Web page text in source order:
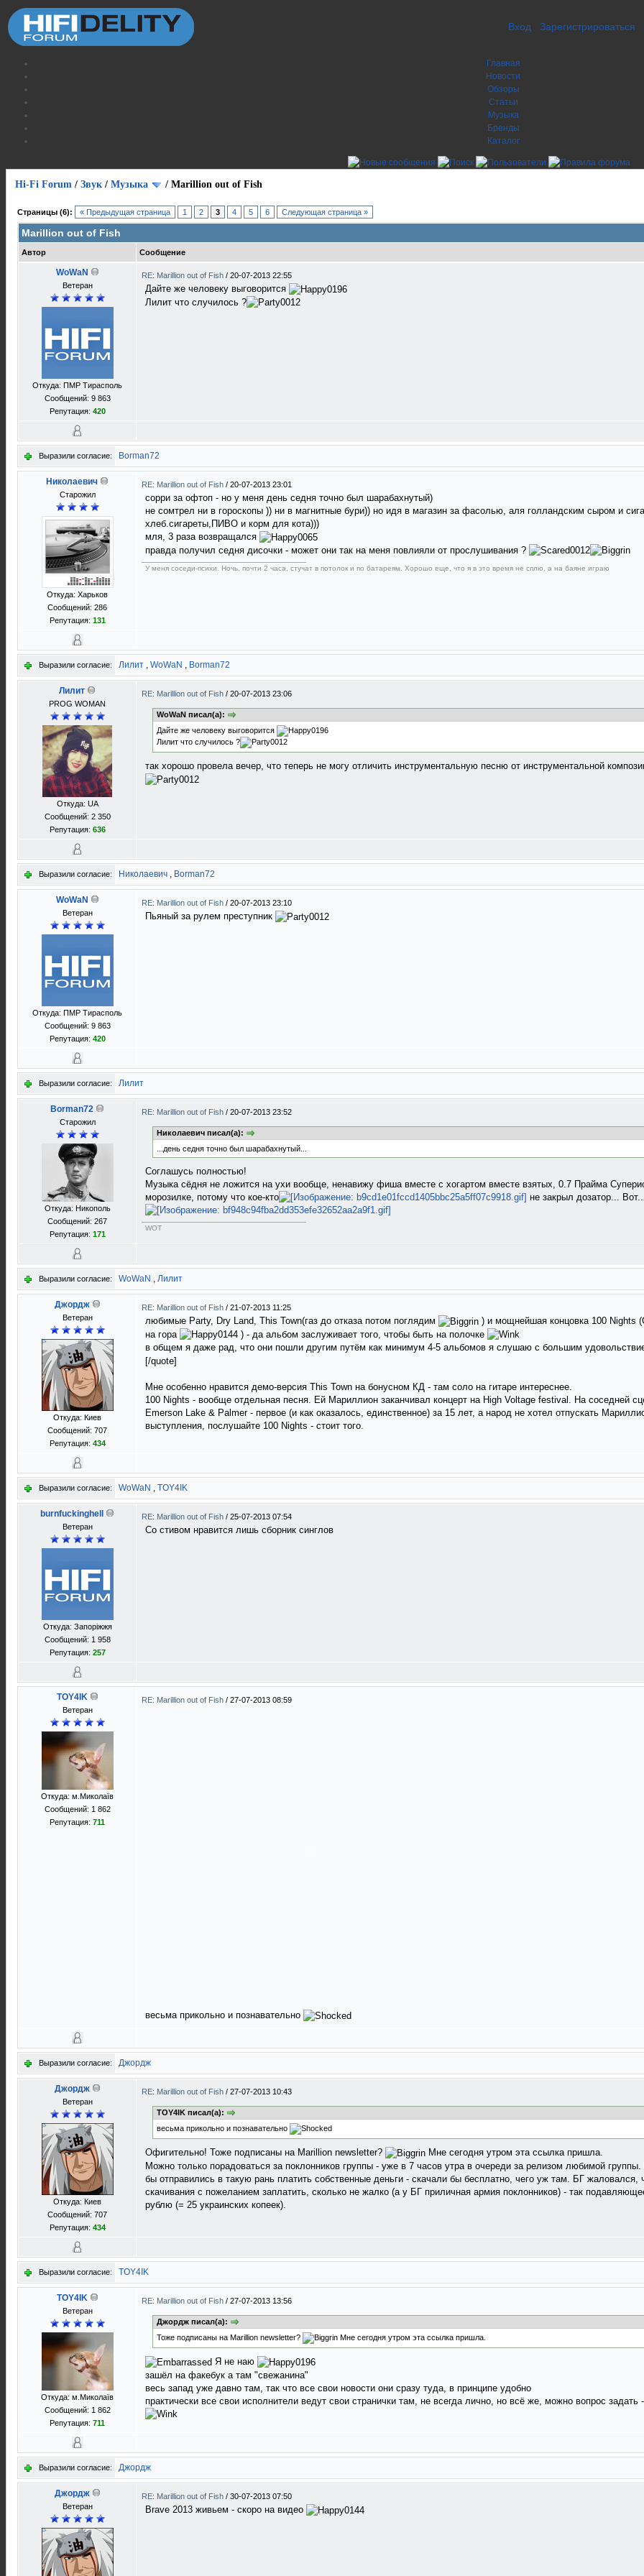
Вход Зарегистрироваться
Главная
Новости
Обзоры
Статьи
Музыка
Бренды
Каталог
Hi-Fi Forum / Звук / Музыка / Marillion out of Fish
Страницы (6): « Предыдущая страница 1 2 3 4 5 6 Следующая страница »
Marillion out of Fish
Автор Сообщение
WoWaN
Ветеран
Откуда: ПМР Тирасполь
Сообщений: 9 863
Репутация: 420
RE: Marillion out of Fish / 20-07-2013 22:55
Дайте же человеку выговорится
Лилит что случилось ?
Выразили согласие: Borman72
Николаевич
Старожил
Откуда: Харьков
Сообщений: 286
Репутация: 131
RE: Marillion out of Fish / 20-07-2013 23:01
сорри за офтоп - но у меня день седня точно был шарабахнутый)
не сомтрел ни в гороскопы )) ни в магнитные бури)) но идя в магазин за фасолью, аля голландским сыром и
хлеб.сигареты,ПИВО и корм для кота)))
мля, 3 раза возвращался
правда получил седня дисочки - может они так на меня повлияли от прослушивания ?
У меня соседи-психи. Ночь, почти 2 часа, стучат в потолок и по батареям. Хорошо еще, что я в это время не сплю, а на баяне играю
Выразили согласие: Лилит , WoWaN , Borman72
Лилит
PROG WOMAN
Откуда: UA
Сообщений: 2 350
Репутация: 636
RE: Marillion out of Fish / 20-07-2013 23:06
WoWaN писал(а):
Дайте же человеку выговорится
Лилит что случилось ?
так хорошо провела вечер, что теперь не могу отличить инструментальную песню от инструментальной
Выразили согласие: Николаевич , Borman72
WoWaN
Ветеран
Откуда: ПМР Тирасполь
Сообщений: 9 863
Репутация: 420
RE: Marillion out of Fish / 20-07-2013 23:10
Пьяный за рулем преступник
Выразили согласие: Лилит
Borman72
Старожил
Откуда: Никополь
Сообщений: 267
Репутация: 171
RE: Marillion out of Fish / 20-07-2013 23:52
Николаевич писал(а):
...день седня точно был шарабахнутый...
Соглашусь полностью!
Музыка сёдня не ложится на ухи вообще, ненавижу фиша вместе с хогартом вместе взятых, 0.7 Прайма
морозилке, потому что кое-кто
не закрыл дозатор...
WOT
Выразили согласие: WoWaN , Лилит
Джордж
Ветеран
Откуда: Киев
Сообщений: 707
Репутация: 434
RE: Marillion out of Fish / 21-07-2013 11:25
любимые Party, Dry Land, This Town(газ до отказа потом поглядим
) и мощнейшая концовка 100 Nights
на гора
) - да альбом заслуживает того, чтобы быть на полочке
в общем я даже рад, что они пошли другим путём как минимум 4-5 альбомов я слушаю с большим
[/quote]
Мне особенно нравится демо-версия This Town на бонусном КД - там соло на гитаре интереснее.
100 Nights - вообще отдельная песня. Ей Мариллион заканчивал концерт на High Voltage festival. На соседней
Emerson Lake & Palmer - первое (и как оказалось, единственное) за 15 лет, а народ не хотел отпускать
выступления, послушайте 100 Nights - стоит того.
Выразили согласие: WoWaN , TOY4IK
burnfuckinghell
Ветеран
Откуда: Запоріжжя
Сообщений: 1 958
Репутация: 257
RE: Marillion out of Fish / 25-07-2013 07:54
Со стивом нравится лишь сборник синглов
TOY4IK
Ветеран
Откуда: м.Миколаїв
Сообщений: 1 862
Репутация: 711
RE: Marillion out of Fish / 27-07-2013 08:59
весьма прикольно и познавательно
Выразили согласие: Джордж
Джордж
Ветеран
Откуда: Киев
Сообщений: 707
Репутация: 434
RE: Marillion out of Fish / 27-07-2013 10:43
TOY4IK писал(а):
весьма прикольно и познавательно
Офигительно! Тоже подписаны на Marillion newsletter?
Мне сегодня утром эта ссылка пришла.
Можно только порадоваться за поклонников группы - уже в 7 часов утра в очереди за релизом любимой
бы отправились в такую рань платить собственные деньги - скачали бы бесплатно, чего уж там. БГ
скачивания с пожеланием заплатить, сколько не жалко (а у БГ приличная армия поклонников) - так
рублю (= 25 украинских копеек).
Выразили согласие: TOY4IK
TOY4IK
Ветеран
Откуда: м.Миколаїв
Сообщений: 1 862
Репутация: 711
RE: Marillion out of Fish / 27-07-2013 13:56
Джордж писал(а):
Тоже подписаны на Marillion newsletter?
Мне сегодня утром эта ссылка пришла.
Я не наю
зашёл на факебук а там "свежанина"
весь запад уже давно там, так что все свои новости они сразу туда, в принципе удобно
практически все свои исполнители ведут свои странички там, не всегда лично, но всё же, можно вопрос задать
Выразили согласие: Джордж
Джордж
Ветеран
RE: Marillion out of Fish / 30-07-2013 07:50
Brave 2013 живьем - скоро на видео